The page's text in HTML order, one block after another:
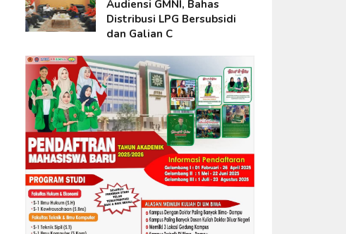
Audiensi GMNI, Bahas
Distribusi LPG Bersubsidi
dan Galian C